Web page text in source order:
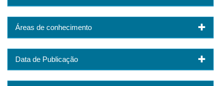
Áreas de conhecimento
Data de Publicação